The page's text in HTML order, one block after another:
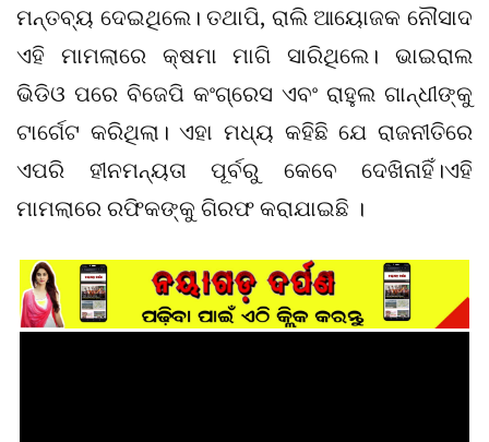
ମନ୍ତବ୍ୟ ଦେଇଥିଲେ। ତଥାପି, ରାଲି ଆୟୋଜକ ନୌସାଦ
ଏହି ମାମଲାରେ କ୍ଷମା ମାଗି ସାରିଥିଲେ। ଭାଇରାଲ
ଭିଡିଓ ପରେ ବିଜେପି କଂଗ୍ରେସ ଏବଂ ରାହୁଲ ଗାନ୍ଧୀଙ୍କୁ
ଟାର୍ଗେଟ କରିଥିଲା। ଏହା ମଧ୍ୟ କହିଛି ଯେ ରାଜନୀତିରେ
ଏପରି ହୀନମନ୍ୟତା ପୂର୍ବରୁ କେବେ ଦେଖିନାହିଁ।ଏହି
ମାମଲାରେ ରଫିକଙ୍କୁ ଗିରଫ କରାଯାଇଛି ।